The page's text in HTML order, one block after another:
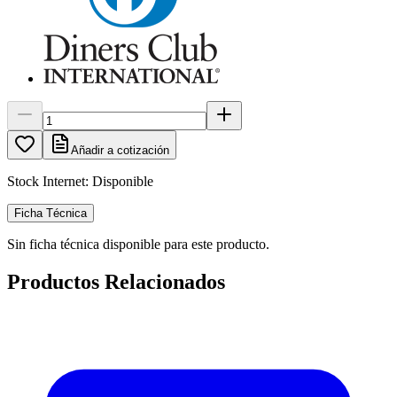
Añadir a cotización
Stock Internet: Disponible
Ficha Técnica
Sin ficha técnica disponible para este producto.
Productos Relacionados